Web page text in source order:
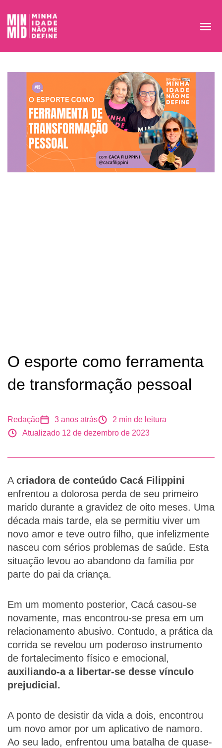
O esporte como ferramenta
de transformação pessoal
Redação 3 anos atrás 2 min de leitura
Atualizado 12 de dezembro de 2023
A criadora de conteúdo Cacá Filippini
enfrentou a dolorosa perda de seu primeiro
marido durante a gravidez de oito meses. Uma
década mais tarde, ela se permitiu viver um
novo amor e teve outro filho, que infelizmente
nasceu com sérios problemas de saúde. Esta
situação levou ao abandono da família por
parte do pai da criança.
Em um momento posterior, Cacá casou-se
novamente, mas encontrou-se presa em um
relacionamento abusivo. Contudo, a prática da
corrida se revelou um poderoso instrumento
de fortalecimento físico e emocional,
auxiliando-a a libertar-se desse vínculo
prejudicial.
A ponto de desistir da vida a dois, encontrou
um novo amor por um aplicativo de namoro.
Ao seu lado, enfrentou uma batalha de quase-